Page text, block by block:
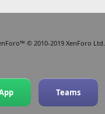
© 2010-2019 XenForo Ltd.
Teams